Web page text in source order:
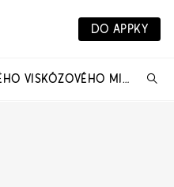
DO APPKY
TUNIKOVÉ ŠATY Z PADAVÉHO VISKÓZOVÉHO MIXU